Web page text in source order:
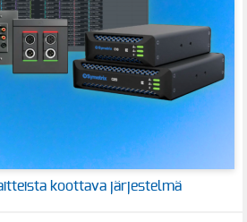
koottava järjestelmä